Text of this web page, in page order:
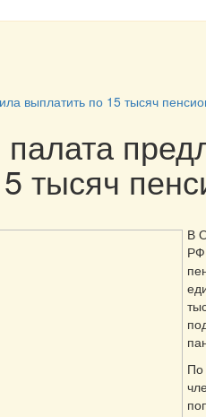
выплатить по 15 тысяч
тысяч
В
РФ
По